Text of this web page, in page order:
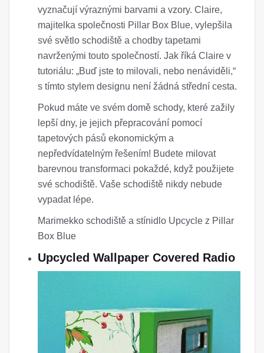
vyznačují výraznými barvami a vzory. Claire,
majitelka společnosti Pillar Box Blue, vylepšila
své světlo schodiště a chodby tapetami
navrženými touto společností. Jak říká Claire v
tutoriálu: „Buď jste to milovali, nebo nenáviděli,“
s tímto stylem designu není žádná střední cesta.
Pokud máte ve svém domě schody, které zažily
lepší dny, je jejich přepracování pomocí
tapetových pásů ekonomickým a
nepředvídatelným řešením! Budete milovat
barevnou transformaci pokaždé, když použijete
své schodiště. Vaše schodiště nikdy nebude
vypadat lépe.
Marimekko schodiště a stínidlo Upcycle z Pillar
Box Blue
Upcycled Wallpaper Covered Radio